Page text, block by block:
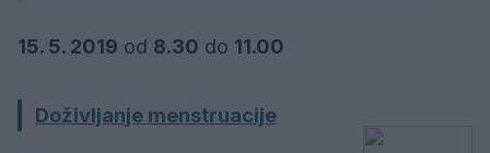
15. 5. 2019 od 8.30 do 11.00
Doživljanje menstruacije